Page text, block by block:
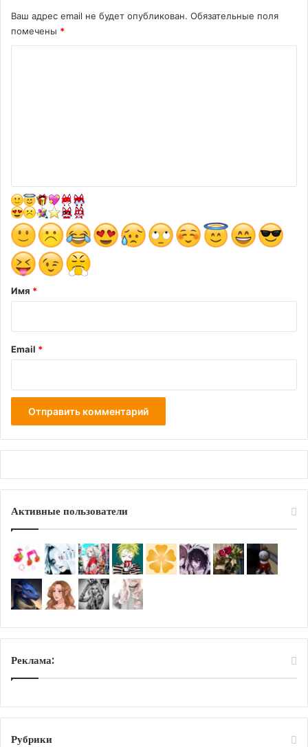
Ваш адрес email не будет опубликован. Обязательные поля
помечены *
а
р
и
й
Имя *
Email *
Активные пользователи
Реклама:
Рубрики